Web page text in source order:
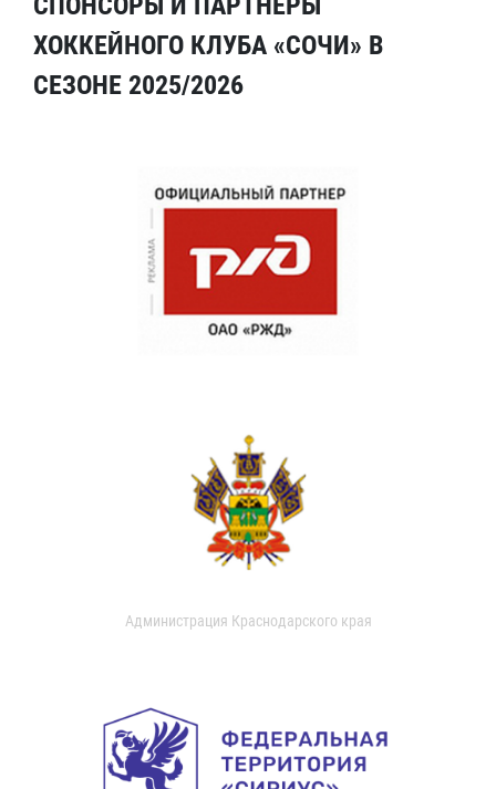
ХОККЕЙНОГО КЛУБА «СОЧИ» В
СЕЗОНЕ 2025/2026
Администрация Краснодарского края